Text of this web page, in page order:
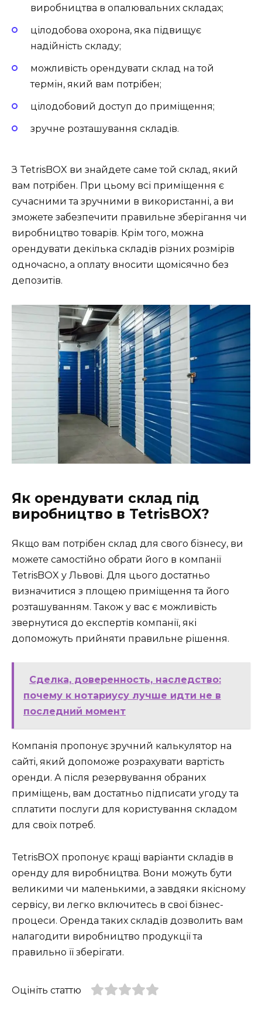
виробництва в опалювальних складах;
цілодобова охорона, яка підвищує
надійність складу;
можливість орендувати склад на той
термін, який вам потрібен;
цілодобовий доступ до приміщення;
зручне розташування складів.
З TetrisBOX ви знайдете саме той склад, який
вам потрібен. При цьому всі приміщення є
сучасними та зручними в використанні, а ви
зможете забезпечити правильне зберігання чи
виробництво товарів. Крім того, можна
орендувати декілька складів різних розмірів
одночасно, а оплату вносити щомісячно без
депозитів.
Як орендувати склад під
виробництво в TetrisBOX?
Якщо вам потрібен склад для свого бізнесу, ви
можете самостійно обрати його в компанії
TetrisBOX у Львові. Для цього достатньо
визначитися з площею приміщення та його
розташуванням. Також у вас є можливість
звернутися до експертів компанії, які
допоможуть прийняти правильне рішення.
Сделка, доверенность, наследство:
почему к нотариусу лучше идти не в
последний момент
Компанія пропонує зручний калькулятор на
сайті, який допоможе розрахувати вартість
оренди. А після резервування обраних
приміщень, вам достатньо підписати угоду та
сплатити послуги для користування складом
для своїх потреб.
TetrisBOX пропонує кращі варіанти складів в
оренду для виробництва. Вони можуть бути
великими чи маленькими, а завдяки якісному
сервісу, ви легко включитесь в свої бізнес-
процеси. Оренда таких складів дозволить вам
налагодити виробництво продукції та
правильно її зберігати.
Оцініть статтю